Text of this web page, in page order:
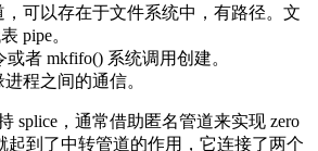
可以存在于文件系统中，有路径。文
pipe。
者 mkfifo() 系统调用创建。
程之间的通信。
splice，通常借助匿名管道来实现 zero
起到了中转管道的作用，它连接了两个